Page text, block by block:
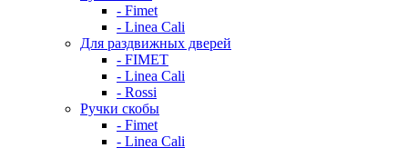
- Fimet
- Linea Cali
Для раздвижных дверей
- FIMET
- Linea Cali
- Rossi
Ручки скобы
- Fimet
- Linea Cali